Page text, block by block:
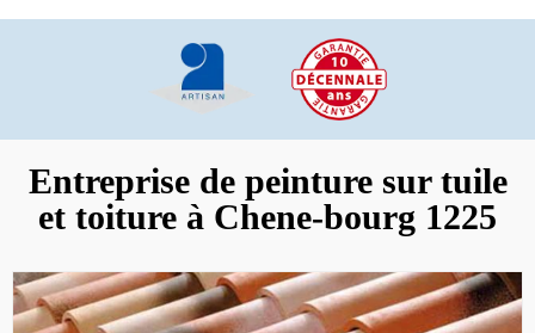
Entreprise de peinture sur tuile
et toiture à Chene-bourg 1225